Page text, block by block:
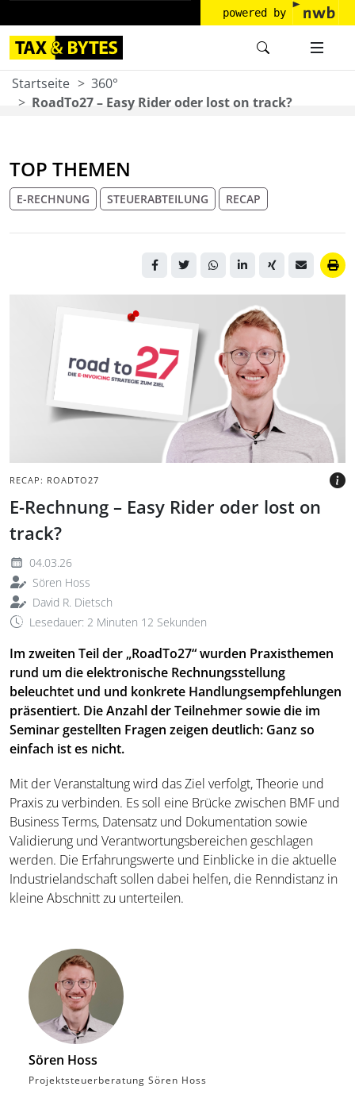
powered by
Startseite
360°
RoadTo27 – Easy Rider oder lost on track?
TOP THEMEN
E-RECHNUNG STEUERABTEILUNG RECAP
RECAP: ROADTO27
E-Rechnung – Easy Rider oder lost on
track?
04.03.26
Sören Hoss
David R. Dietsch
Lesedauer: 2 Minuten 12 Sekunden
Porträt des Autors vor
grauem Hintergrund mit
Logo des RoadTo27
Seminars.
BILD: @TAX&BYTES
Im zweiten Teil der „RoadTo27“ wurden Praxisthemen
rund um die elektronische Rechnungsstellung
beleuchtet und und konkrete Handlungsempfehlungen
präsentiert. Die Anzahl der Teilnehmer sowie die im
Seminar gestellten Fragen zeigen deutlich: Ganz so
einfach ist es nicht.
Mit der Veranstaltung wird das Ziel verfolgt, Theorie und
Praxis zu verbinden. Es soll eine Brücke zwischen BMF und
Business Terms, Datensatz und Dokumentation sowie
Validierung und Verantwortungsbereichen geschlagen
werden. Die Erfahrungswerte und Einblicke in die aktuelle
Industrielandschaft sollen dabei helfen, die Renndistanz in
kleine Abschnitt zu unterteilen.
Sören Hoss
Projektsteuerberatung Sören Hoss